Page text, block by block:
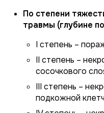
По степени
травмы (глубине
I степень –
II степень –
сосочкового
III степень –
подкожной